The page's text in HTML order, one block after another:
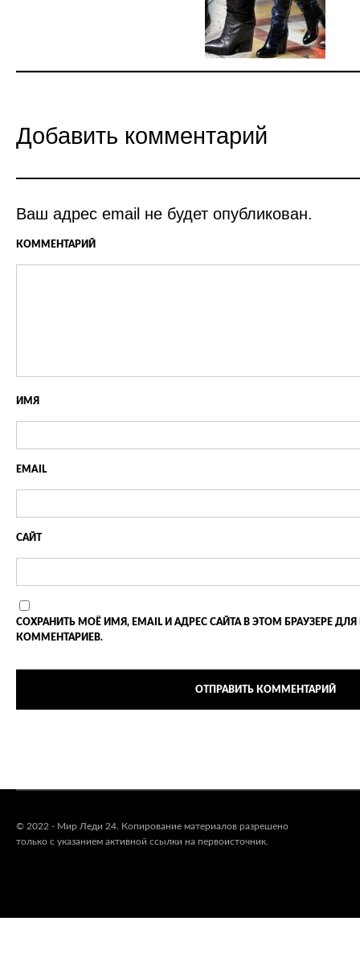
Добавить комментарий
Ваш адрес email не будет опубликован.
КОММЕНТАРИЙ
ИМЯ
EMAIL
САЙТ
СОХРАНИТЬ МОЁ ИМЯ, EMAIL И АДРЕС САЙТА В ЭТОМ БРАУЗЕРЕ
КОММЕНТАРИЕВ.
© 2022 - Мир Леди 24. Копирование материалов разрешено
только с указанием активной ссылки на первоисточник.